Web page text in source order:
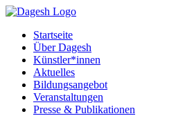
Startseite
Über Dagesh
Künstler*innen
Aktuelles
Bildungsangebot
Veranstaltungen
Presse & Publikationen